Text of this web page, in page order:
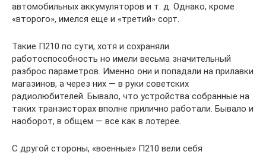
автомобильных аккумуляторов и т. д. Однако, кроме
«второго», имелся еще и «третий» сорт.
Такие П210 по сути, хотя и сохраняли
работоспособность но имели весьма значительный
разброс параметров. Именно они и попадали на прилавки
магазинов, а через них — в руки советских
радиолюбителей. Бывало, что устройства собранные на
таких транзисторах вполне прилично работали. Бывало и
наоборот, в общем — все как в лотерее.
С другой стороны, «военные» П210 вели себя